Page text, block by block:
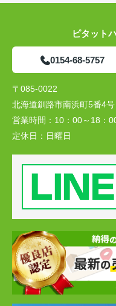
ピタット
0154-68-5757
〒085-0022
北海道釧路市南浜町5番4号
営業時間： 10：00～18：
定休日： 日曜日